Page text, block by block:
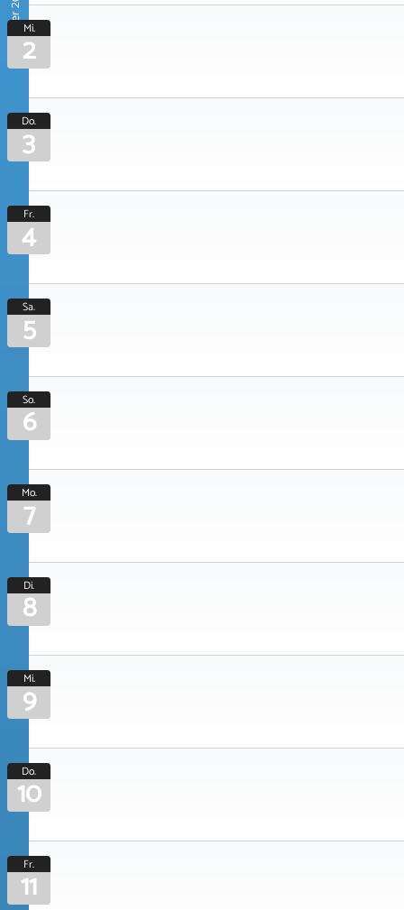
September 2026Mi.
2
Do.
3
Fr.
4
Sa.
5
So.
6
Mo.
7
Di.
8
Mi.
9
Do.
10
Fr.
11